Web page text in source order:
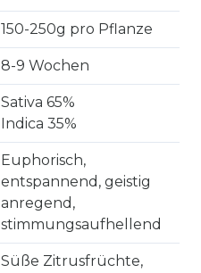
150-250g pro Pflanze
8-9 Wochen
Sativa 65%
Indica 35%
Euphorisch,
entspannend, geistig
anregend,
stimmungsaufhellend
Süße Zitrusfrüchte,